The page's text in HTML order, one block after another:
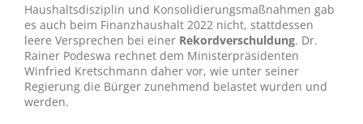
Haushaltsdisziplin und Konsolidierungsmaßnahmen gab
es auch beim Finanzhaushalt 2022 nicht, stattdessen
leere Versprechen bei einer Rekordverschuldung. Dr.
Rainer Podeswa rechnet dem Ministerpräsidenten
Winfried Kretschmann daher vor, wie unter seiner
Regierung die Bürger zunehmend belastet wurden und
werden.